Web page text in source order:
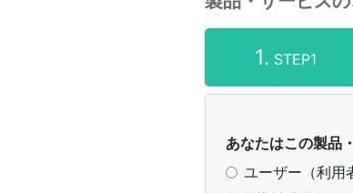
1. STEP1
あなたはこの製品
ユーザー（利用